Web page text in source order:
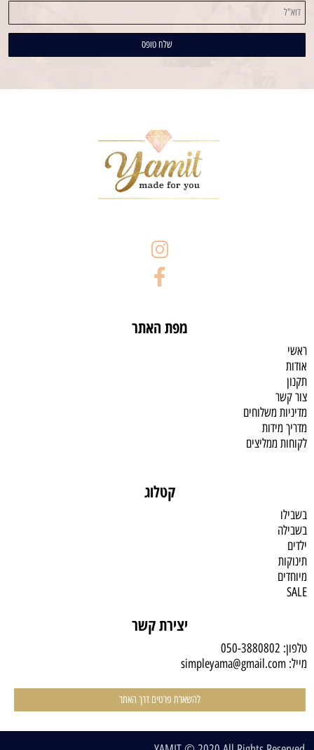
מפת האתר
ראשי
אודות
תקנון
צור קשר
מדיניות משלוחים
מדריך מידות
לקוחות ממליצים
קטלוג
בשבילו
בשבילה
ילדים
תינוקות
מיוחדים
SALE
יצירת קשר
טלפון: 050-3880802
מייל: simpleyama@gmail.com
להשארת פרטים דרך האתר